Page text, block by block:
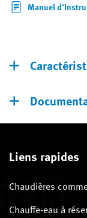
Manuel
Liens rapides
Chaudières
Chauffe-eau à